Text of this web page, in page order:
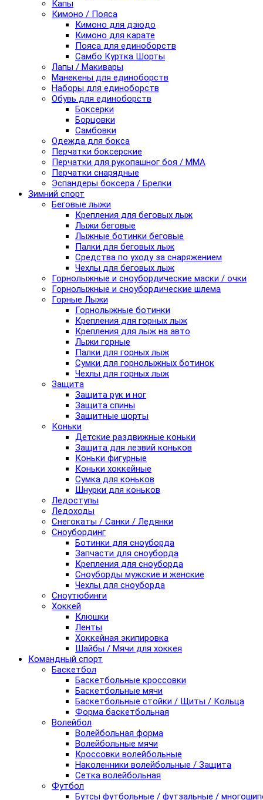
Капы
Кимоно / Пояса
Кимоно для дзюдо
Кимоно для карате
Пояса для единоборств
Самбо Куртка Шорты
Лапы / Макивары
Манекены для единоборств
Наборы для единоборств
Обувь для единоборств
Боксерки
Борцовки
Самбовки
Одежда для бокса
Перчатки боксерские
Перчатки для рукопашног боя / ММА
Перчатки снарядные
Эспандеры боксера / Брелки
Зимний спорт
Беговые лыжи
Крепления для беговых лыж
Лыжи беговые
Лыжные ботинки беговые
Палки для беговых лыж
Средства по уходу за снаряжением
Чехлы для беговых лыж
Горнолыжные и сноубордические маски / очки
Горнолыжные и сноубордические шлема
Горные Лыжи
Горнолыжные ботинки
Крепления для горных лыж
Крепления для лыж на авто
Лыжи горные
Палки для горных лыж
Сумки для горнолыжных ботинок
Чехлы для горных лыж
Защита
Защита рук и ног
Защита спины
Защитные шорты
Коньки
Детские раздвижные коньки
Защита для лезвий коньков
Коньки фигурные
Коньки хоккейные
Сумка для коньков
Шнурки для коньков
Ледоступы
Ледоходы
Снегокаты / Санки / Ледянки
Сноубординг
Ботинки для сноуборда
Запчасти для сноуборда
Крепления для сноуборда
Сноуборды мужские и женские
Чехлы для сноуборда
Сноутюбинги
Хоккей
Клюшки
Ленты
Хоккейная экипировка
Шайбы / Мячи для хоккея
Командный спорт
Баскетбол
Баскетбольные кроссовки
Баскетбольные мячи
Баскетбольные стойки / Щиты / Кольца
Форма баскетбольная
Волейбол
Волейбольная форма
Волейбольные мячи
Кроссовки волейбольные
Наколенники волейбольные / Защита
Сетка волейбольная
Футбол
Бутсы футбольные / футзальные /